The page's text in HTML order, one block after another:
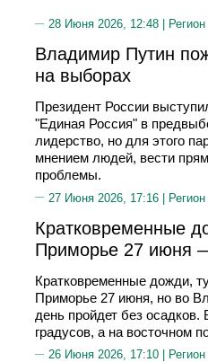
28 Июня 2026, 12:48 |
Владимир Путин
на выборах
Президент России
"Единая Россия" в
лидерство, но для этого
мнением людей, вести
проблемы.
27 Июня 2026, 17:16 |
Кратковременные
Приморье 27 июня
Кратковременные дожди,
Приморье 27 июня, но во
день пройдет без
градусов, а на восточном
26 Июня 2026, 17:10 |